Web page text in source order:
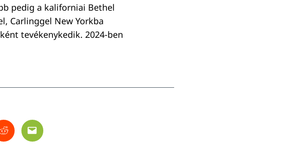
pedig a kaliforniai Bethel
Carlinggel New Yorkba
tevékenykedik. 2024-ben
RedditEmail